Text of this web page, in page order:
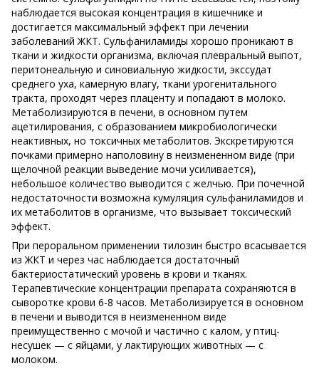
наблюдается высокая концентрация в кишечнике и
достигается максимальный эффект при лечении
заболеваний ЖКТ. Сульфаниламиды хорошо проникают в
ткани и жидкости организма, включая плевральный выпот,
перитонеальную и синовиальную жидкости, экссудат
среднего уха, камерную влагу, ткани урогенитального
тракта, проходят через плаценту и попадают в молоко.
Метаболизируются в печени, в основном путем
ацетилирования, с образованием микробиологически
неактивных, но токсичных метаболитов. Экскретируются
почками примерно наполовину в неизмененном виде (при
щелочной реакции выведение мочи усиливается),
небольшое количество выводится с желчью. При почечной
недостаточности возможна кумуляция сульфаниламидов и
их метаболитов в организме, что вызывает токсический
эффект.
При пероральном применении тилозин быстро всасывается
из ЖКТ и через час наблюдается достаточный
бактериостатический уровень в крови и тканях.
Терапевтические концентрации препарата сохраняются в
сыворотке крови 6-8 часов. Метаболизируется в основном
в печени и выводится в неизмененном виде
преимущественно с мочой и частично с калом, у птиц-
несушек — с яйцами, у лактирующих животных — с
молоком.